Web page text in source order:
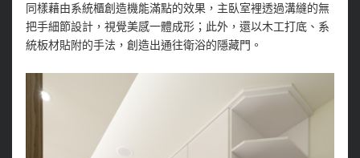
同樣藉由系統櫃創造機能滿點的效果，主臥室裡透過溝縫的無
把手細節設計，視覺美感一體成形；此外，還以木工打底、系
統板材貼附的手法，創造出通往衛浴的隱藏門。